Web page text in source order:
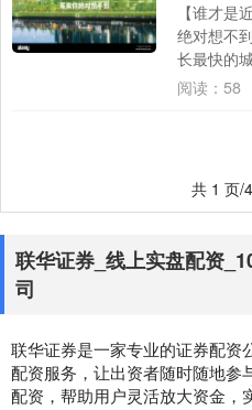
【谁才是
绝对想不
长最快的
圳、合肥
阅读： 58
共 1 页/
联华证券_线上实盘配资
司
联华证券是一家专业的证券配资
配资服务，让出资者随时随地参
配资，帮助用户灵活放大资金，